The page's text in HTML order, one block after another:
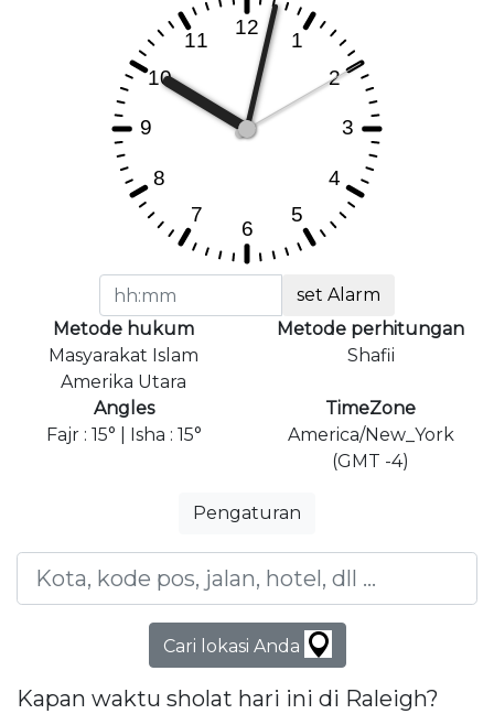
set Alarm
Metode hukum
Masyarakat Islam
Amerika Utara
Metode perhitungan
Shafii
Angles
Fajr : 15° | Isha : 15°
TimeZone
America/New_York
(GMT -4)
Pengaturan
Cari lokasi Anda
Kapan waktu sholat hari ini di Raleigh?